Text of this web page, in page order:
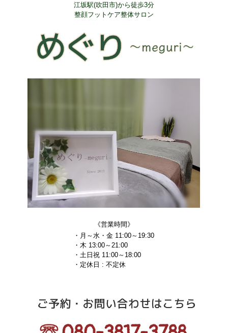
江坂駅(吹田市)から徒歩3分
整顔フットケア整体サロン
《営業時間》
・月～水・金 11:00～19:30
・木 13:00～21:00
・土日祝 11:00～18:00
・定休日 : 不定休